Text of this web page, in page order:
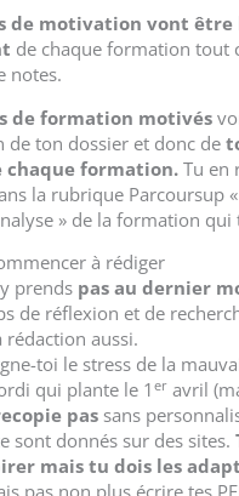
de motivation vont être
de chaque formation tout
notes.
de formation motivés
de ton dossier et donc de
chaque formation. Tu en
la rubrique Parcoursup
» de la formation qui
à rédiger
prends pas au dernier
de réflexion et de
rédaction aussi.
toi le stress de la
qui plante le 1 eravril
passans
sont donnés sur des sites.
mais tu dois les